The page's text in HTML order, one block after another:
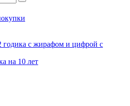
на 10 лет